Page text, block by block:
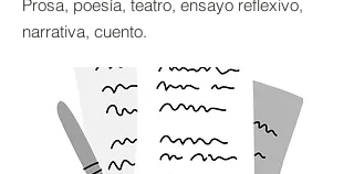
Prosa, poesía, teatro, ensayo reflexivo,
narrativa, cuento.